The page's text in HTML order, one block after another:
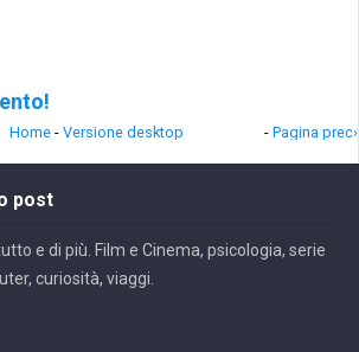
- Pagina prec›
Home - Versione desktop
post
e di più. Film e Cinema, psicologia, serie
curiosità, viaggi.